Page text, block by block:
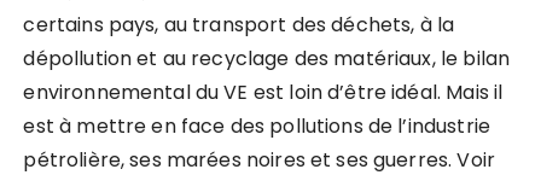
certains pays, au transport des déchets, à la
dépollution et au recyclage des matériaux, le bilan
environnemental du VE est loin d’être idéal. Mais il
est à mettre en face des pollutions de l’industrie
pétrolière, ses marées noires et ses guerres. Voir